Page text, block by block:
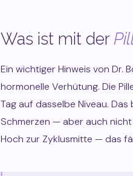
Was ist mit der
Ein wichtiger Hinweis von Dr.
hormonelle Verhütung. Die
Tag auf dasselbe Niveau.
Schmerzen — aber auch nicht
Hoch zur Zyklusmitte — das